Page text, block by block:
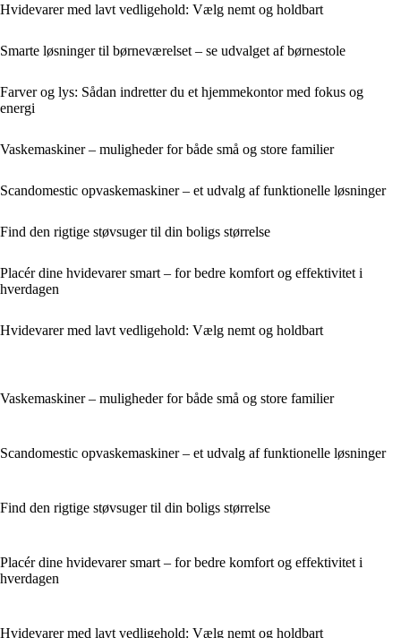
Hvidevarer med lavt vedligehold: Vælg nemt og holdbart
Smarte løsninger til børneværelset – se udvalget af børnestole
Farver og lys: Sådan indretter du et hjemmekontor med fokus og
energi
Vaskemaskiner – muligheder for både små og store familier
Scandomestic opvaskemaskiner – et udvalg af funktionelle løsninger
Find den rigtige støvsuger til din boligs størrelse
Placér dine hvidevarer smart – for bedre komfort og effektivitet i
hverdagen
Hvidevarer med lavt vedligehold: Vælg nemt og holdbart
Vaskemaskiner – muligheder for både små og store familier
Scandomestic opvaskemaskiner – et udvalg af funktionelle løsninger
Find den rigtige støvsuger til din boligs størrelse
Placér dine hvidevarer smart – for bedre komfort og effektivitet i
hverdagen
Hvidevarer med lavt vedligehold: Vælg nemt og holdbart